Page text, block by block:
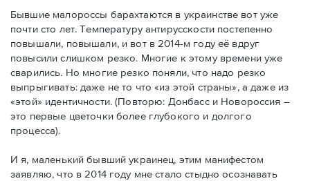
Бывшие малороссы барахтаются в украинстве вот уже
почти сто лет. Температуру антирусскости постепенно
повышали, повышали, и вот в 2014-м году её вдруг
повысили слишком резко. Многие к этому времени уже
сварились. Но многие резко поняли, что надо резко
выпрыгивать: даже не то что «из этой страны», а даже из
«этой» идентичности. (Повторю: Донбасс и Новороссия –
это первые цветочки более глубокого и долгого
процесса).
И я, маленький бывший украинец, этим манифестом
заявляю, что в 2014 году мне стало стыдно осознавать